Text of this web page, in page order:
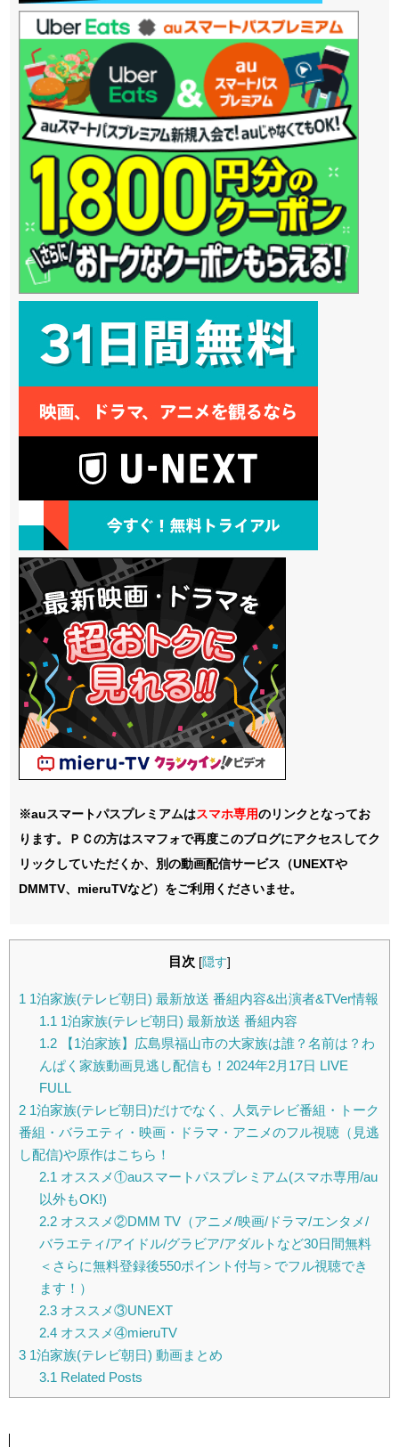
※auスマートパスプレミアムはスマホ専用のリンクとなってお
ります。ＰＣの方はスマフォで再度このブログにアクセスしてク
リックしていただくか、別の動画配信サービス（UNEXTや
DMMTV、mieruTVなど）をご利用くださいませ。
目次 [隠す]
1 1泊家族(テレビ朝日) 最新放送 番組内容&出演者&TVer情報
1.1 1泊家族(テレビ朝日) 最新放送 番組内容
1.2【1泊家族】広島県福山市の大家族は誰？名前は？わ
んぱく家族動画見逃し配信も！2024年2月17日 LIVE
FULL
2 1泊家族(テレビ朝日)だけでなく、人気テレビ番組・トーク
番組・バラエティ・映画・ドラマ・アニメのフル視聴（見逃
し配信)や原作はこちら！
2.1 オススメ①auスマートパスプレミアム(スマホ専用/au
以外もOK!)
2.2オススメ②DMM TV（アニメ/映画/ドラマ/エンタメ/
バラエティ/アイドル/グラビア/アダルトなど30日間無料
＜さらに無料登録後550ポイント付与＞でフル視聴でき
ます！）
2.3オススメ③UNEXT
2.4オススメ④mieruTV
3 1泊家族(テレビ朝日) 動画まとめ
3.1 Related Posts